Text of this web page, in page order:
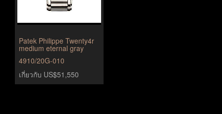
Patek Philippe Twenty4r
medium eternal gray
4910/20G-010
เกี่ยวกับ US$51,550